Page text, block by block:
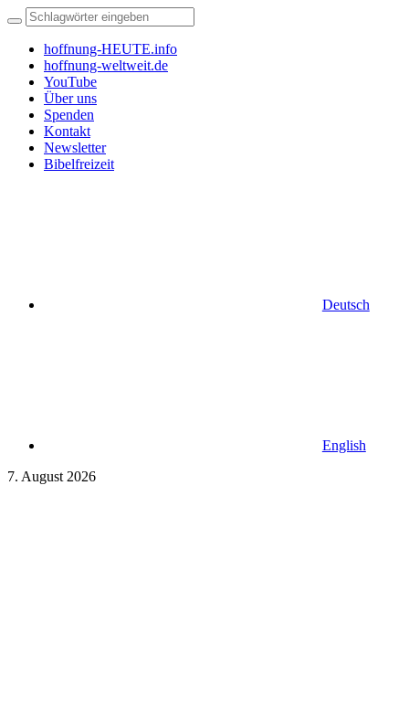
hoffnung-HEUTE.info
hoffnung-weltweit.de
YouTube
Über uns
Spenden
Kontakt
Newsletter
Bibelfreizeit
Deutsch
English
7. August 2026